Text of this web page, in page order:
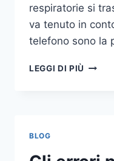
respiratorie si
va tenuto in
telefono sono la
LEGGI DI PIÙ UN
BLOG